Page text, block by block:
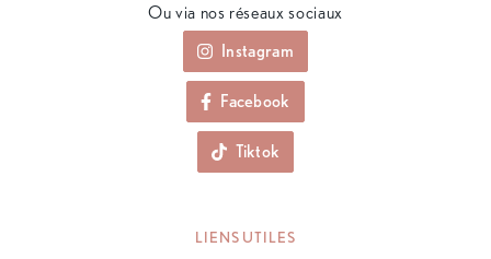
Ou via nos réseaux sociaux
Instagram
Facebook
Tiktok
LIENS UTILES